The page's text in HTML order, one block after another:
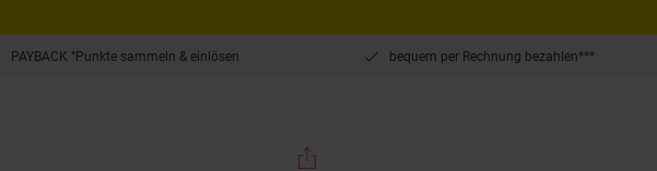
PAYBACK °Punkte sammeln & einlösen bequem per Rechnung bezahlen***